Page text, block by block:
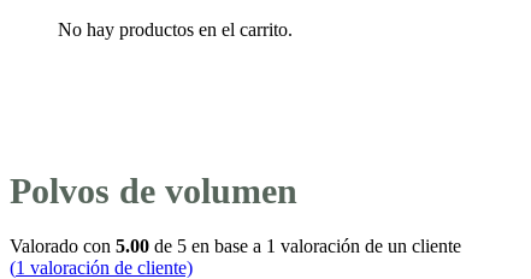
No hay productos en el carrito.
Polvos de volumen
Valorado con 5.00 de 5 en base a 1 valoración de un cliente
(1 valoración de cliente)